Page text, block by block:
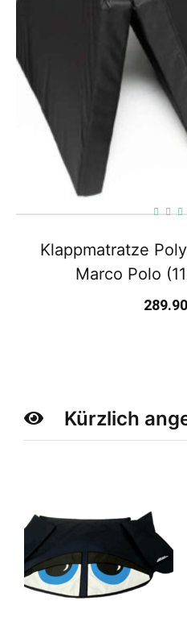
Klappmatratze
Marco Polo
289.90
Kürzlich